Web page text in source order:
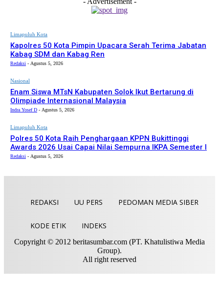
Limapuluh Kota
Kapolres 50 Kota Pimpin Upacara Serah Terima Jabatan
Kabag SDM dan Kabag Ren
Redaksi - Agustus 5, 2026
Nasional
Enam Siswa MTsN Kabupaten Solok Ikut Bertarung di
Olimpiade Internasional Malaysia
Indra Yosef D - Agustus 5, 2026
Limapuluh Kota
Polres 50 Kota Raih Penghargaan KPPN Bukittinggi
Awards 2026 Usai Capai Nilai Sempurna IKPA Semester I
Redaksi - Agustus 5, 2026
REDAKSI UU PERS PEDOMAN MEDIA SIBER
KODE ETIK INDEKS
Copyright © 2012 beritasumbar.com (PT. Khatulistiwa Media
Group).
All right reserved